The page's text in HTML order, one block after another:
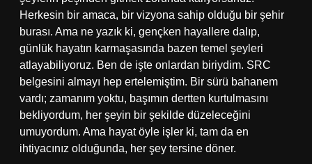
Herkesin bir amaca, bir vizyona sahip olduğu bir şehir
burası. Ama ne yazık ki, gençken hayallere dalıp,
günlük hayatın karmaşasında bazen temel şeyleri
atlayabiliyoruz. Ben de işte onlardan biriydim. SRC
belgesini almayı hep ertelemiştim. Bir sürü bahanem
vardı; zamanım yoktu, başımın dertten kurtulmasını
bekliyordum, her şeyin bir şekilde düzeleceğini
umuyordum. Ama hayat öyle işler ki, tam da en
ihtiyacınız olduğunda, her şey tersine döner.